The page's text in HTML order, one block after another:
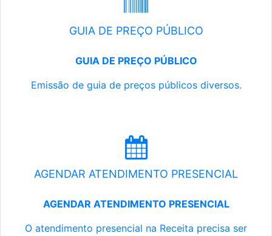
GUIA DE PREÇO PÚBLICO
GUIA DE PREÇO PÚBLICO
Emissão de guia de preços públicos diversos.
AGENDAR ATENDIMENTO PRESENCIAL
AGENDAR ATENDIMENTO PRESENCIAL
O atendimento presencial na Receita precisa ser